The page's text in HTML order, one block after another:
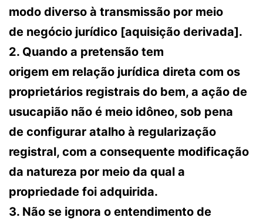
modo diverso à transmissão por meio
de negócio jurídico [aquisição derivada].
2. Quando a pretensão tem
origem em relação jurídica direta com os
proprietários registrais do bem, a ação de
usucapião não é meio idôneo, sob pena
de configurar atalho à regularização
registral, com a consequente modificação
da natureza por meio da qual a
propriedade foi adquirida.
3. Não se ignora o entendimento de